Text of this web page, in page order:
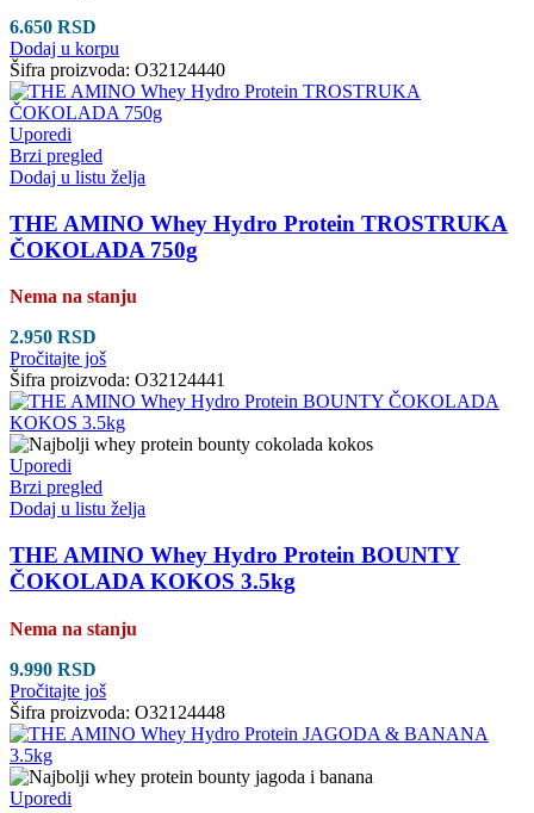
6.650 RSD
Dodaj u korpu
Šifra proizvoda: O32124440
Uporedi
Brzi pregled
Dodaj u listu želja
THE AMINO Whey Hydro Protein TROSTRUKA
ČOKOLADA 750g
Nema na stanju
2.950 RSD
Pročitajte još
Šifra proizvoda: O32124441
Uporedi
Brzi pregled
Dodaj u listu želja
THE AMINO Whey Hydro Protein BOUNTY
ČOKOLADA KOKOS 3.5kg
Nema na stanju
9.990 RSD
Pročitajte još
Šifra proizvoda: O32124448
Uporedi